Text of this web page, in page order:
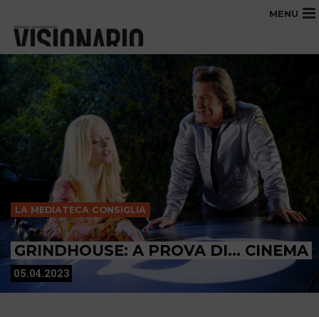
MENU
LA MEDIATECA CONSIGLIA
GRINDHOUSE: A PROVA DI… CINEMA
05.04.2023